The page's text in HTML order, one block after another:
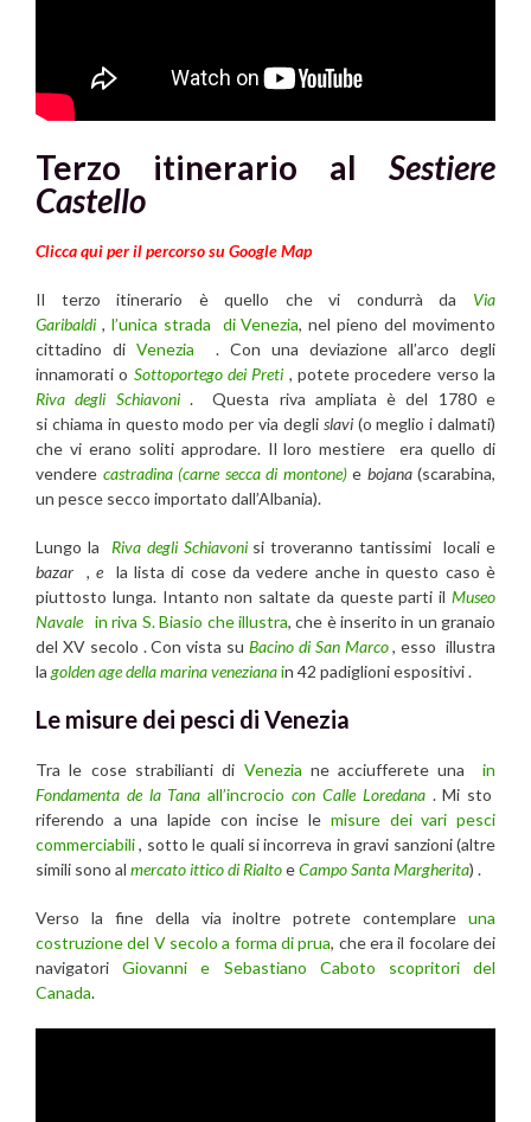
Terzo itinerario al Sestiere
Castello
Clicca qui per il percorso su Google Map
Il terzo itinerario è quello che vi condurrà da Via
Garibaldi , l’unica strada di Venezia, nel pieno del movimento
cittadino di Venezia . Con una deviazione all’arco degli
innamorati o Sottoportego dei Preti ,potete procedere verso la
Riva degli Schiavoni. Questa riva ampliata è del 1780 e
si chiama in questo modo per via degli slavi(o meglio i dalmati)
che vi erano soliti approdare. Il loro mestiere era quello di
vendere castradina (carne secca di montone)e bojana(scarabina,
un pesce secco importato dall’Albania).
Lungo la Riva degli Schiavonisi troveranno tantissimi locali e
bazar , e
la lista di cose da vedere anche in questo caso è
piuttosto lunga. Intanto non saltate da queste parti il Museo
Navale in riva S. Biasio che illustra, che è inserito in un granaio
del XV secolo . Con vista su Bacino di San Marco, esso illustra
la golden age della marina venezianain 42 padiglioni espositivi .
Le misure dei pesci di Venezia
Tra le cose strabilianti di Venezia ne acciufferete una in
Fondamenta de la Tanaall’incrocio con Calle Loredana. Mi sto
riferendo a una lapide con incise le misure dei vari pesci
commerciabili, sotto le quali si incorreva in gravi sanzioni (altre
simili sono al mercato ittico di RialtoeCampo Santa Margherita) .
Verso la fine della via inoltre potrete contemplare una
costruzione del V secolo a forma di prua, che era il focolare dei
navigatoriGiovanni e Sebastiano Caboto scopritori del
Canada.